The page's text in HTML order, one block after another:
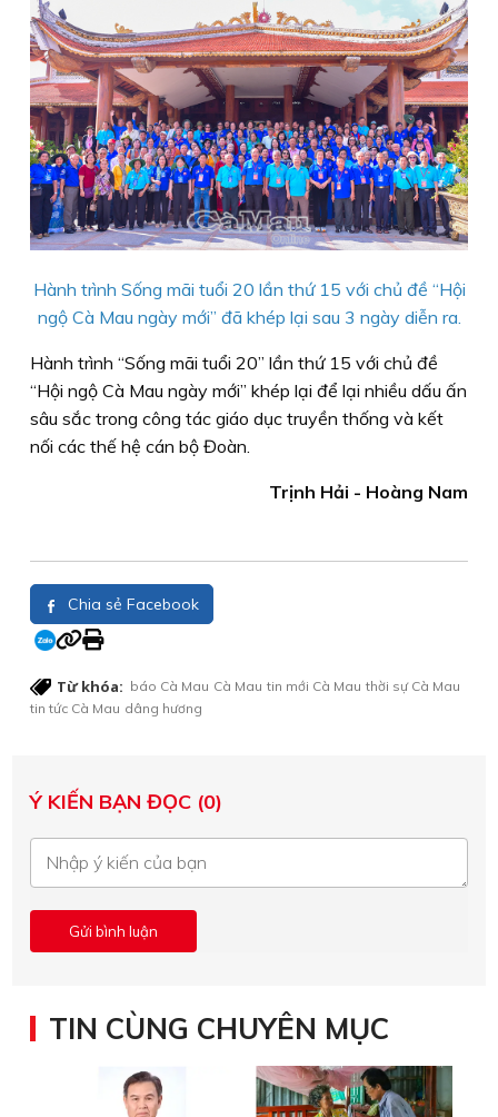
Hành trình Sống mãi tuổi 20 lần thứ 15 với chủ đề “Hội
ngộ Cà Mau ngày mới” đã khép lại sau 3 ngày diễn ra.
Hành trình “Sống mãi tuổi 20” lần thứ 15 với chủ đề
“Hội ngộ Cà Mau ngày mới” khép lại để lại nhiều dấu ấn
sâu sắc trong công tác giáo dục truyền thống và kết
nối các thế hệ cán bộ Đoàn.
Trịnh Hải - Hoàng Nam
Chia sẻ Facebook
Từ khóa: báo Cà Mau Cà Mau tin mới Cà Mau thời sự Cà Mau
tin tức Cà Mau dâng hương
Ý KIẾN BẠN ĐỌC (0)
TIN CÙNG CHUYÊN MỤC